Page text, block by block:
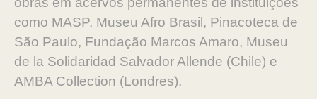
como MASP, Museu Afro Brasil, Pinacoteca de
São Paulo, Fundação Marcos Amaro, Museu
de la Solidaridad Salvador Allende (Chile) e
AMBA Collection (Londres).